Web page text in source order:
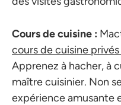
Cours de cuisine :
cours de cuisine
Apprenez à hacher, à
maître cuisinier. Non
expérience amusante